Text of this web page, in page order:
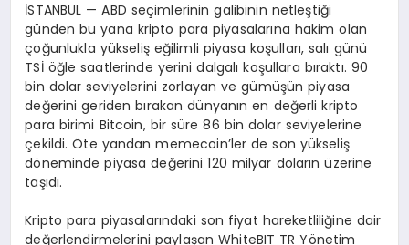
İSTANBUL — ABD seçimlerinin galibinin netleştiği
günden bu yana kripto para piyasalarına hakim olan
çoğunlukla yükseliş eğilimli piyasa koşulları, salı günü
TSİ öğle saatlerinde yerini dalgalı koşullara bıraktı. 90
bin dolar seviyelerini zorlayan ve gümüşün piyasa
değerini geriden bırakan dünyanın en değerli kripto
para birimi Bitcoin, bir süre 86 bin dolar seviyelerine
çekildi. Öte yandan memecoin’ler de son yükseliş
döneminde piyasa değerini 120 milyar doların üzerine
taşıdı.
Kripto para piyasalarındaki son fiyat hareketliliğine dair
değerlendirmelerini paylaşan WhiteBIT TR Yönetim